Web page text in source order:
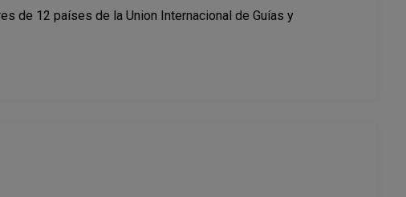
de 12 países de la Union Internacional de Guías y